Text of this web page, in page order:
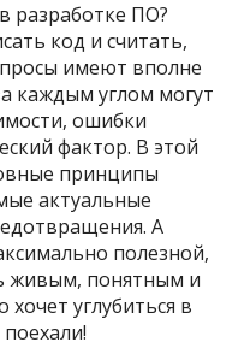
разработке ПО?
код и считать,
имеют вполне
каждым углом могут
ошибки
фактор. В этой
принципы
актуальные
А
полезной,
живым, понятным и
углубиться в